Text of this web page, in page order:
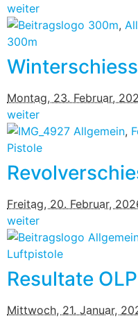
weiter
300m,
300m
Montag, 23. Februar,
weiter
Allgemein,
Pistole
Freitag, 20. Februar,
weiter
Luftpistole
Resultate
Mittwoch, 21. Januar,